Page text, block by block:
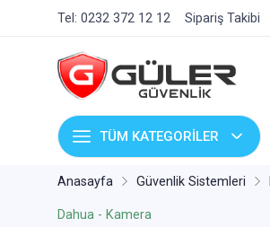
Tel: 0232 372 12 12 Sipariş Takibi
TÜM KATEGORİLER
Anasayfa Güvenlik Sistemleri
Dahua - Kamera